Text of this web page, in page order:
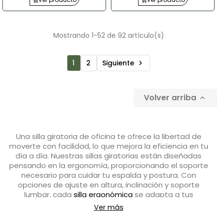
Mostrando 1-52 de 92 artículo(s)
1 2 Siguiente 
Volver arriba 
Una silla giratoria de oficina te ofrece la libertad de
moverte con facilidad, lo que mejora la eficiencia en tu
día a día. Nuestras sillas giratorias están diseñadas
pensando en la ergonomía, proporcionando el soporte
necesario para cuidar tu espalda y postura. Con
opciones de ajuste en altura, inclinación y soporte
lumbar, cada silla ergonómicase adapta a tus
necesidades específicas.
Ver más